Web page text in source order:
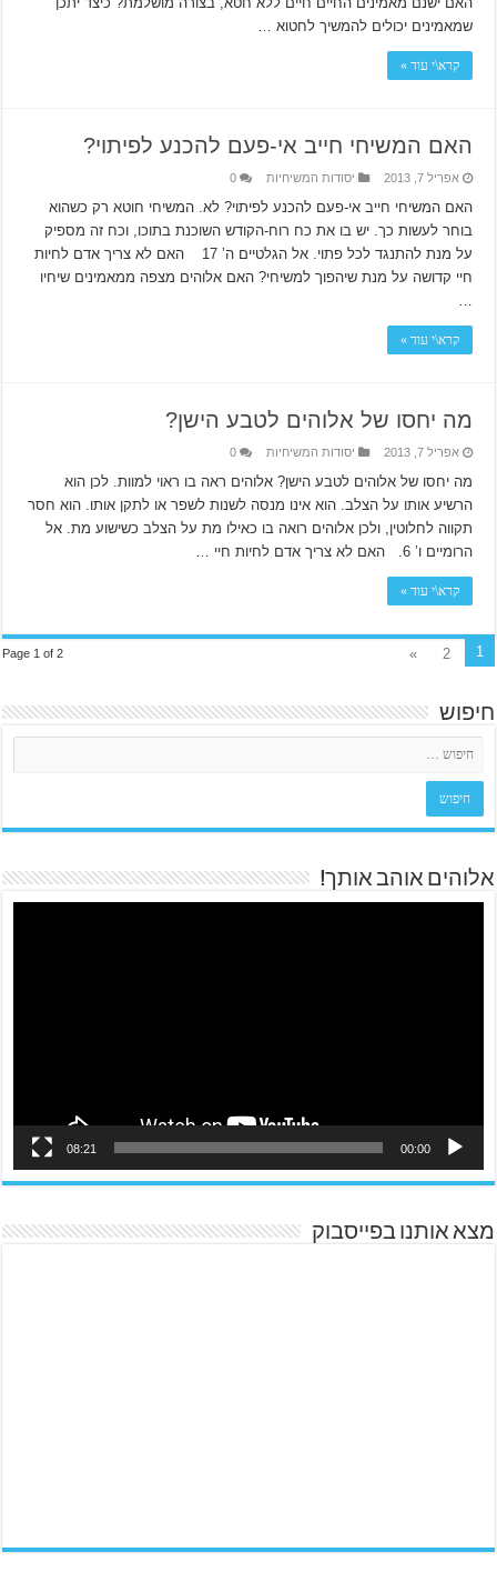
שמאמינים יכולים להמשיך לחטוא …
קרא\י עוד »
האם המשיחי חייב אי-פעם להכנע לפיתוי?
אפריל 7, 2013 יסודות המשיחיות 0
האם המשיחי חייב אי-פעם להכנע לפיתוי? לא. המשיחי חוטא רק כשהוא
בוחר לעשות כך. יש בו את כח רוח-הקודש השוכנת בתוכו, וכח זה מספיק
על מנת להתנגד לכל פתוי. אל הגלטיים ה’ 17 האם לא צריך אדם לחיות
חיי קדושה על מנת שיהפוך למשיחי? האם אלוהים מצפה ממאמינים שיחיו
…
קרא\י עוד »
מה יחסו של אלוהים לטבע הישן?
אפריל 7, 2013 יסודות המשיחיות 0
מה יחסו של אלוהים לטבע הישן? אלוהים ראה בו ראוי למוות. לכן הוא
הרשיע אותו על הצלב. הוא אינו מנסה לשנות לשפר או לתקן אותו. הוא חסר
תקווה לחלוטין, ולכן אלוהים רואה בו כאילו מת על הצלב כשישוע מת. אל
הרומיים ו’ 6. האם לא צריך אדם לחיות חיי …
קרא\י עוד »
Page 1 of 2 1
2
»
חיפוש
אלוהים אוהב אותך!
00:00
08:21
מצא אותנו בפייסבוק